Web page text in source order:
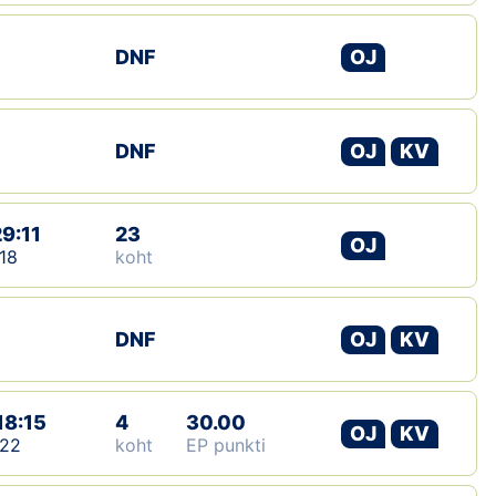
Püsirajad
Ajalugu
Koolitused
OTSI
DNF OJ
DNF OJ KV
23
koht
OJ
DNF OJ KV
4
koht
30.00
EP punkti
OJ KV